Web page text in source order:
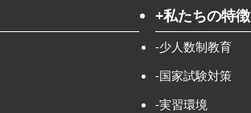
+私たちの特徴
-少人数制教育
-国家試験対策
-実習環境